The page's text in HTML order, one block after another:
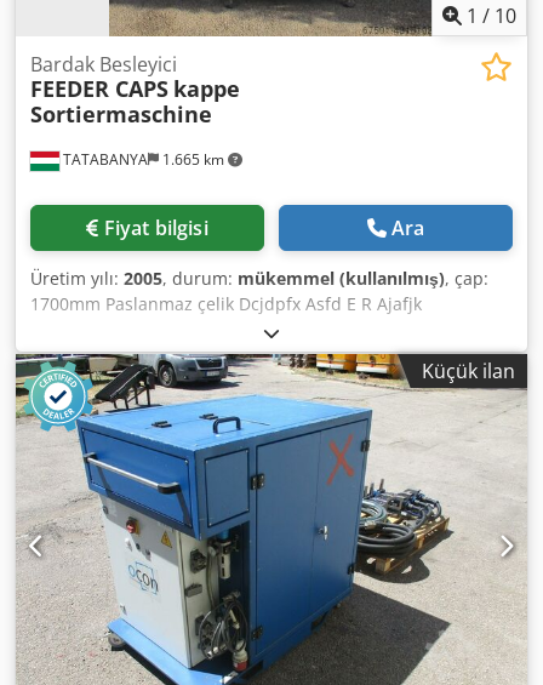
1 / 10
TATABANYA 1.665 km
Bardak Besleyici
FEEDER CAPS kappe
Sortiermaschine
Fiyat bilgisi Ara
Üretim yılı: 2005, durum: mükemmel (kullanılmış), çap:
1700mm Paslanmaz çelik Dcjdpfx Asfd E R Ajafjk
Küçük ilan